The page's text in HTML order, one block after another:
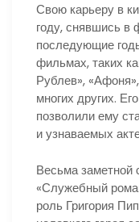
Свою карьеру в
году, снявшись в
последующие
фильмах, таких
Рублев»,
многих других.
позволили ему
и узнаваемых
Весьма заметной
«Служебный
роль Григория